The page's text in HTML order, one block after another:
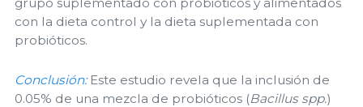
grupo suplementado con probióticos y alimentados
con la dieta control y la dieta suplementada con
probióticos.
Conclusión:Este estudio revela que la inclusión de
0.05% de una mezcla de probióticos (Bacillus spp.)